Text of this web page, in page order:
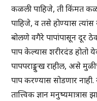
कळली पाहिजे, ती किंमत
पाहिजे, व तसे होण्यास
बोलणे वगैरे पापांपासून दूर
पाप केल्यास शरीरदंड होतो
पापपराङ्मुख राहील, असे
पाप करण्यास सोडणार
तात्त्विक ज्ञान मनुष्यमात्रास